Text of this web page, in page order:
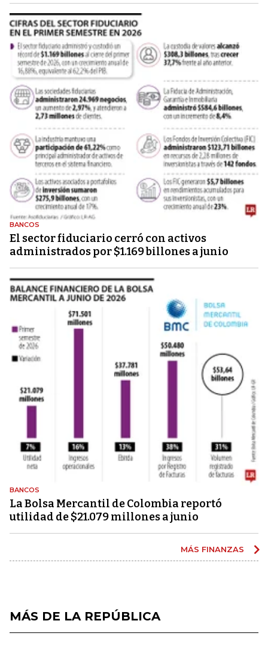
BANCOS
El sector fiduciario cerró con activos
administrados por $1.169 billones a junio
BANCOS
La Bolsa Mercantil de Colombia reportó
utilidad de $21.079 millones a junio
MÁS FINANZAS
MÁS DE LA REPÚBLICA